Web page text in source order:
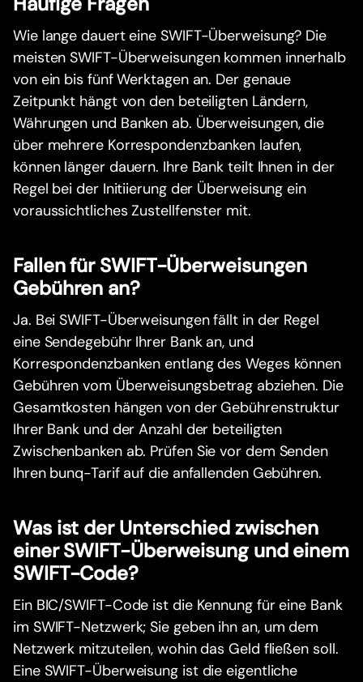
Wie lange dauert eine SWIFT-Überweisung? Die
meisten SWIFT-Überweisungen kommen innerhalb
von ein bis fünf Werktagen an. Der genaue
Zeitpunkt hängt von den beteiligten Ländern,
Währungen und Banken ab. Überweisungen, die
über mehrere Korrespondenzbanken laufen,
können länger dauern. Ihre Bank teilt Ihnen in der
Regel bei der Initiierung der Überweisung ein
voraussichtliches Zustellfenster mit.
Fallen für SWIFT-Überweisungen
Gebühren an?
Ja. Bei SWIFT-Überweisungen fällt in der Regel
eine Sendegebühr Ihrer Bank an, und
Korrespondenzbanken entlang des Weges können
Gebühren vom Überweisungsbetrag abziehen. Die
Gesamtkosten hängen von der Gebührenstruktur
Ihrer Bank und der Anzahl der beteiligten
Zwischenbanken ab. Prüfen Sie vor dem Senden
Ihren bunq-Tarif auf die anfallenden Gebühren.
Was ist der Unterschied zwischen
einer SWIFT-Überweisung und einem
SWIFT-Code?
Ein BIC/SWIFT-Code ist die Kennung für eine Bank
im SWIFT-Netzwerk; Sie geben ihn an, um dem
Netzwerk mitzuteilen, wohin das Geld fließen soll.
Eine SWIFT-Überweisung ist die eigentliche